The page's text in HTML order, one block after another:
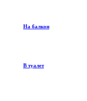
На балкон
В туалет